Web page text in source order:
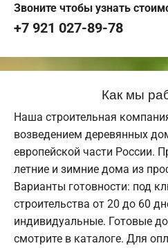
Звоните чтобы узнать
+7 921 027-89-78
Как мы
Наша строительная
возведением деревянных
европейской части России.
летние и зимние дома из
Варианты готовности: под
строительства от 20 до 60
индивидуальные. Готовые
смотрите в каталоге. Для